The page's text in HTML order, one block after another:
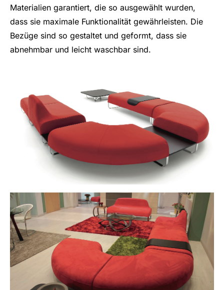
Materialien garantiert, die so ausgewählt wurden,
dass sie maximale Funktionalität gewährleisten. Die
Bezüge sind so gestaltet und geformt, dass sie
abnehmbar und leicht waschbar sind.